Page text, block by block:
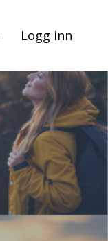
Logg inn